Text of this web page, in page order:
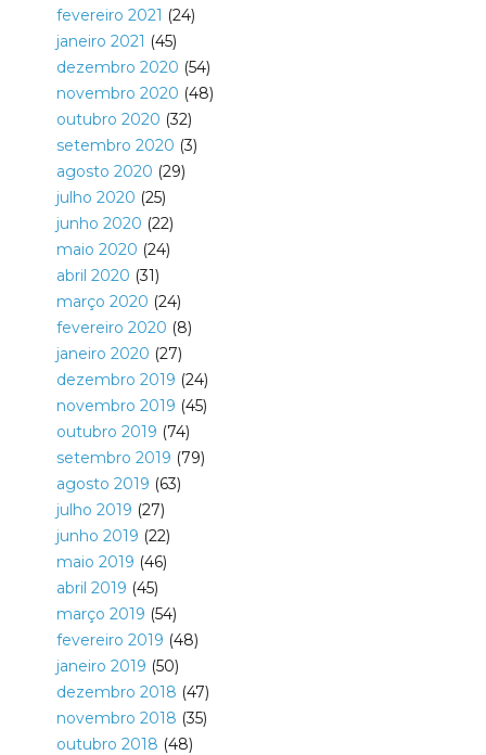
fevereiro 2021 (24)
janeiro 2021 (45)
dezembro 2020 (54)
novembro 2020 (48)
outubro 2020 (32)
setembro 2020 (3)
agosto 2020 (29)
julho 2020 (25)
junho 2020 (22)
maio 2020 (24)
abril 2020 (31)
março 2020 (24)
fevereiro 2020 (8)
janeiro 2020 (27)
dezembro 2019 (24)
novembro 2019 (45)
outubro 2019 (74)
setembro 2019 (79)
agosto 2019 (63)
julho 2019 (27)
junho 2019 (22)
maio 2019 (46)
abril 2019 (45)
março 2019 (54)
fevereiro 2019 (48)
janeiro 2019 (50)
dezembro 2018 (47)
novembro 2018 (35)
outubro 2018 (48)